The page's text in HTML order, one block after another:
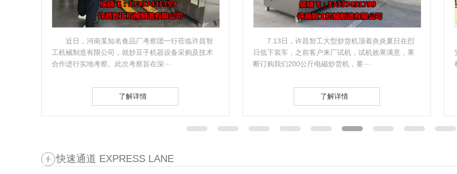
近日，河南某知名食品厂考察团一行莅临许昌智
工机械制造有限公司，就炒豆子机器设备采购及技术
合作进行实地考察。此次考察旨在深···
了解详情
7.13日，许昌智工大型炒货机顶着炎炎夏日在烈
日低下装车，之前客户来厂试机，试机效果满意，果
断订购我们200公斤电磁炒货机，要···
了解详情
快速通道 EXPRESS LANE